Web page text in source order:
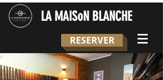
LA MAISoN BLANCHE
RESERVER